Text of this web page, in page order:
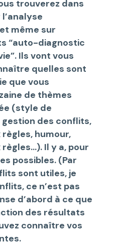
trouverez dans
même sur
“auto-diagnostic
Ils vont vous
quelles sont
que vous
de thèmes
(style de
des conflits,
humour,
Il y a, pour
possibles. (Par
sont utiles, je
ce n’est pas
d’abord à ce que
des résultats
connaître vos